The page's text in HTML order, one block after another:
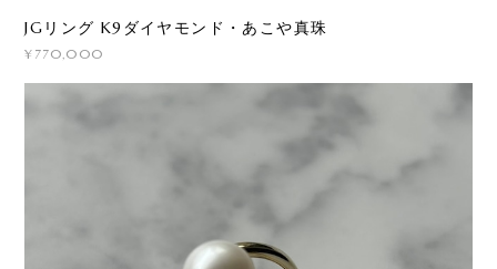
JGリング K9ダイヤモンド・あこや真珠
¥770,000